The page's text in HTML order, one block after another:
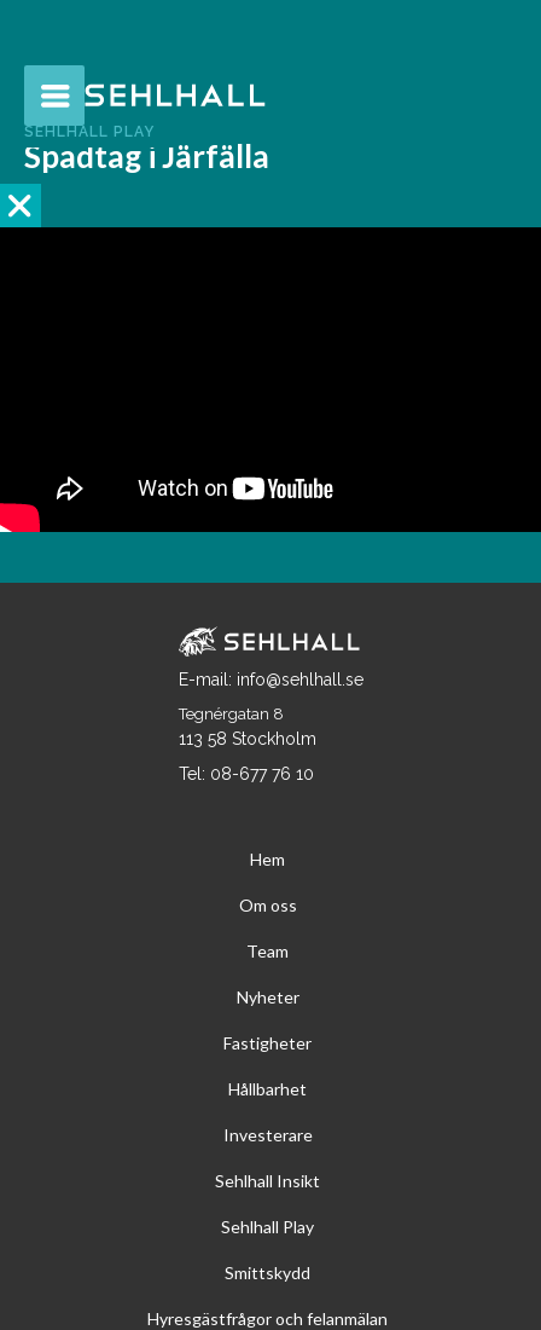
SEHLHALL PLAY
Spadtag i Järfälla
E-mail: info@sehlhall.se
Tegnérgatan 8
113 58 Stockholm
Tel: 08-677 76 10
Hem
Om oss
Team
Nyheter
Fastigheter
Hållbarhet
Investerare
Sehlhall Insikt
Sehlhall Play
Smittskydd
Hyresgästfrågor och felanmälan